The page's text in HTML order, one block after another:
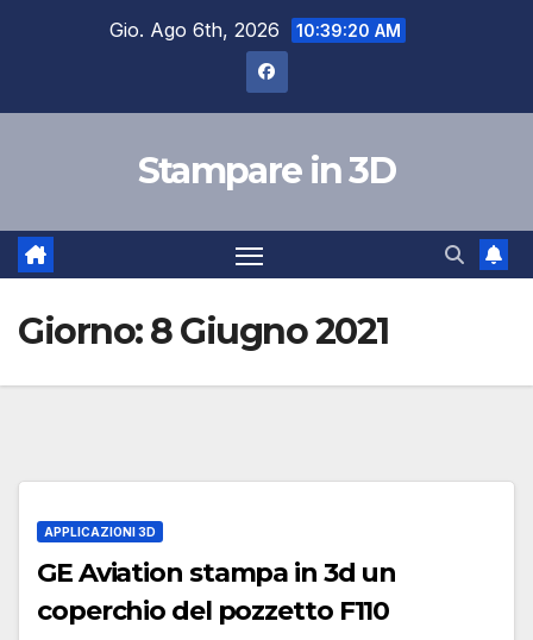
Gio. Ago 6th, 2026 10:39:20 AM
Stampare in 3D
Giorno:8 Giugno 2021
APPLICAZIONI 3D
GE Aviation stampa in 3d un
coperchio del pozzetto F110